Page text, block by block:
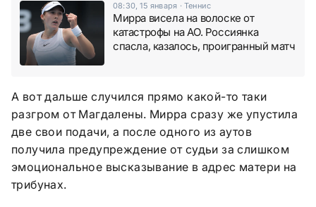
08:30, 15 января · Теннис
Мирра висела на волоске от
катастрофы на АО. Россиянка
спасла, казалось, проигранный матч
А вот дальше случился прямо какой-то таки
разгром от Магдалены. Мирра сразу же упустила
две свои подачи, а после одного из аутов
получила предупреждение от судьи за слишком
эмоциональное высказывание в адрес матери на
трибунах.